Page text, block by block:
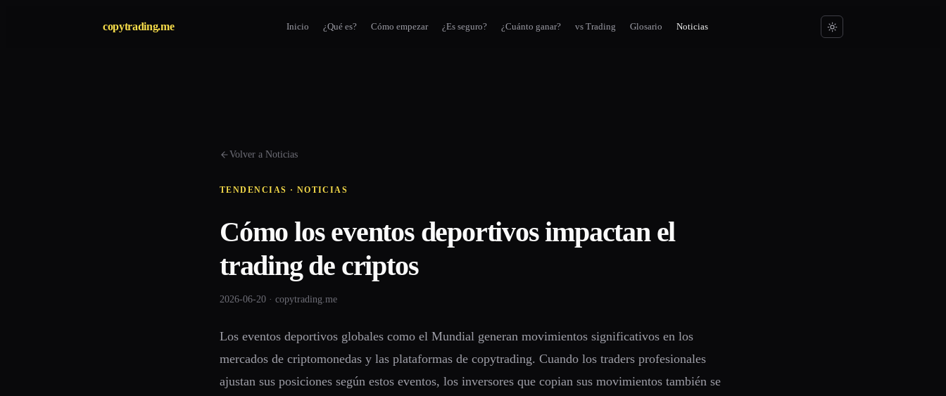
copytrading.me Inicio ¿Qué es? Cómo empezar ¿Es seguro? ¿Cuánto ganar? vs Trading Glosario Noticias
Volver a Noticias
TENDENCIAS · NOTICIAS
Cómo los eventos deportivos impactan el
trading de criptos
2026-06-20 · copytrading.me
Los eventos deportivos globales como el Mundial generan movimientos significativos en los
mercados de criptomonedas y las plataformas de copytrading. Cuando los traders profesionales
ajustan sus posiciones según estos eventos, los inversores que copian sus movimientos también se